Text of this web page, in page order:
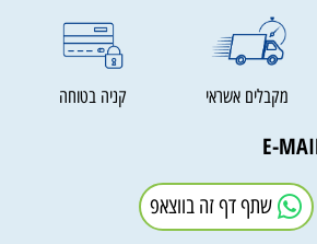
מקבלים אשראי קניה בטוחה
שתף דף זה בווצאפ